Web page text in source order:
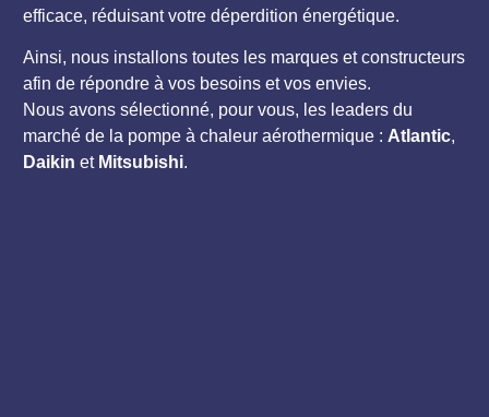
efficace, réduisant votre déperdition énergétique.
Ainsi, nous installons toutes les marques et constructeurs
afin de répondre à vos besoins et vos envies.
Nous avons sélectionné, pour vous, les leaders du
marché de la pompe à chaleur aérothermique : Atlantic,
Daikin et Mitsubishi.